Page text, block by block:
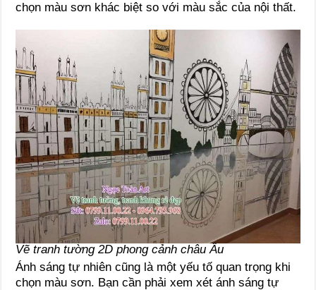
chọn màu sơn khác biệt so với màu sắc của nội thất.
Vẽ tranh tường 2D phong cảnh châu Âu
Ánh sáng tự nhiên cũng là một yếu tố quan trọng khi
chọn màu sơn. Bạn cần phải xem xét ánh sáng tự